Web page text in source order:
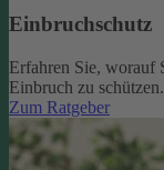
Einbruchschutz
Erfahren Sie, worauf
Einbruch zu schützen.
Zum Ratgeber